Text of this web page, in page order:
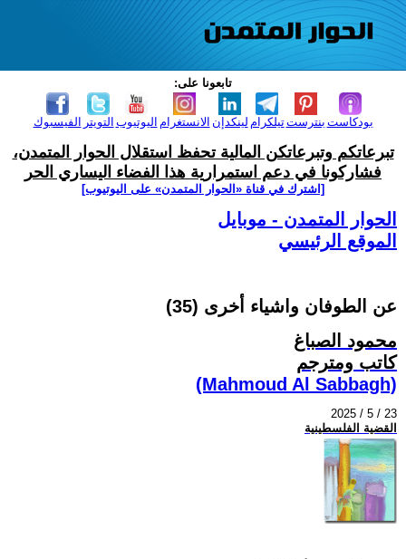
تابعونا على:
الفيسبوك التويتر اليوتيوب الانستغرام لينكدإن تيلكرامبنترست بودكاست
تبرعاتكم وتبرعاتكن المالية تحفظ استقلال الحوار المتمدن،
فشاركونا في دعم استمرارية هذا الفضاء اليساري الحر
[اشترك في قناة ‫«الحوار المتمدن» على اليوتيوب]
الحوار المتمدن - موبايل
الموقع الرئيسي
عن الطوفان واشياء أخرى (35)
محمود الصباغ
كاتب ومترجم
(Mahmoud Al Sabbagh)
2025 / 5 / 23
القضية الفلسطينية